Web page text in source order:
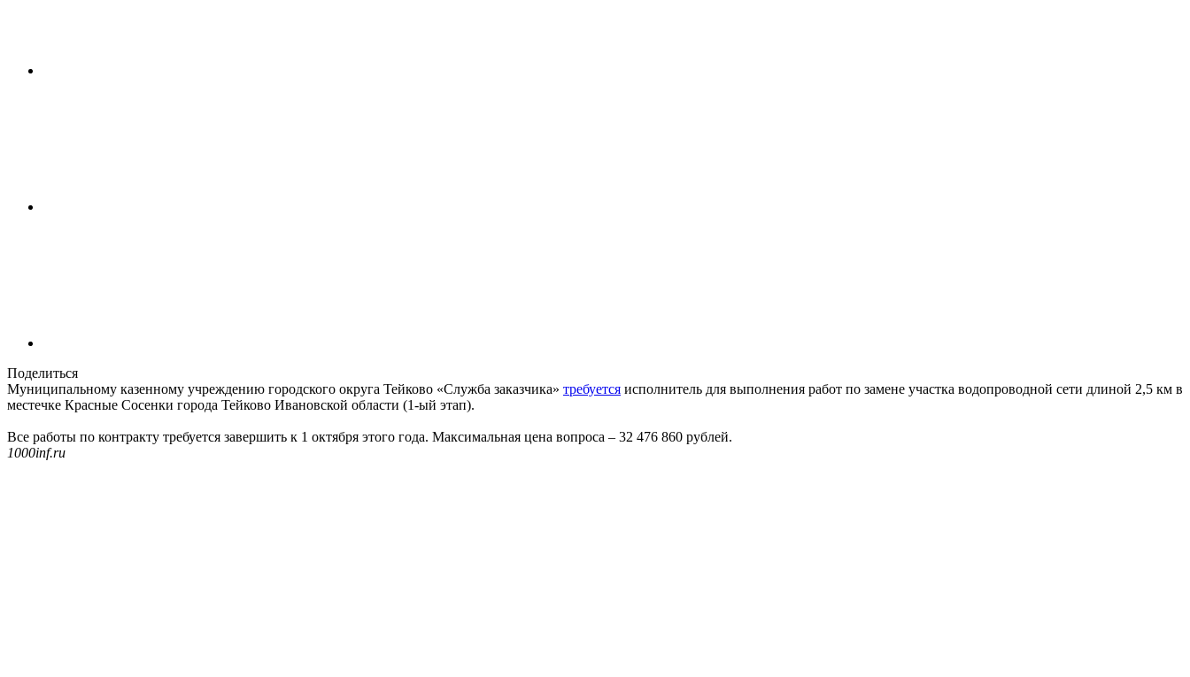
Поделиться
Муниципальному казенному учреждению городского округа Тейково «Служба заказчика» требуется исполнитель для выполнения работ по замене участка водопроводной сети длиной 2,5 км в
местечке Красные Сосенки города Тейково Ивановской области (1-ый этап).
Все работы по контракту требуется завершить к 1 октября этого года. Максимальная цена вопроса – 32 476 860 рублей.
1000inf.ru